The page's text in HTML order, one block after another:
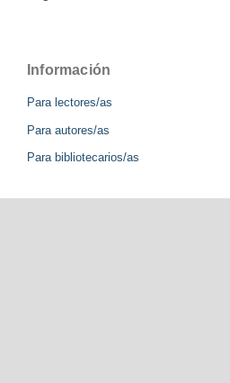
Información
Para lectores/as
Para autores/as
Para bibliotecarios/as